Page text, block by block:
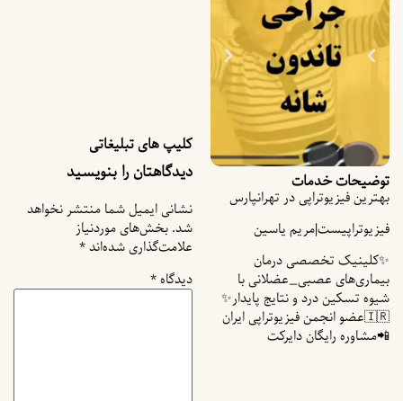
توضیحات خدمات
بهترین فیزیوتراپی در تهرانپارس
فیزیوتراپیست|مریم یاسین
✨️کلینیک تخصصی درمان
بیماری‌های عصبی_عضلانی با
شیوه تسکین درد و نتایج پایدار✨️
🇮🇷عضو انجمن فیزیوتراپی ایران
📲مشاوره رایگان دایرکت
کلیپ های تبلیغاتی
دیدگاهتان را بنویسید
نشانی ایمیل شما منتشر نخواهد
شد. بخش‌های موردنیاز
علامت‌گذاری شده‌اند*
دیدگاه*